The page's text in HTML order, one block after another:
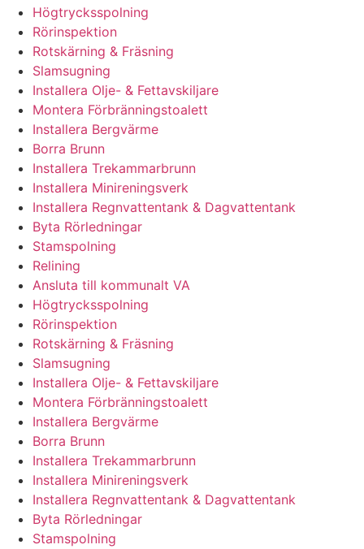
Högtrycksspolning
Rörinspektion
Rotskärning & Fräsning
Slamsugning
Installera Olje- & Fettavskiljare
Montera Förbränningstoalett
Installera Bergvärme
Borra Brunn
Installera Trekammarbrunn
Installera Minireningsverk
Installera Regnvattentank & Dagvattentank
Byta Rörledningar
Stamspolning
Relining
Ansluta till kommunalt VA
Högtrycksspolning
Rörinspektion
Rotskärning & Fräsning
Slamsugning
Installera Olje- & Fettavskiljare
Montera Förbränningstoalett
Installera Bergvärme
Borra Brunn
Installera Trekammarbrunn
Installera Minireningsverk
Installera Regnvattentank & Dagvattentank
Byta Rörledningar
Stamspolning